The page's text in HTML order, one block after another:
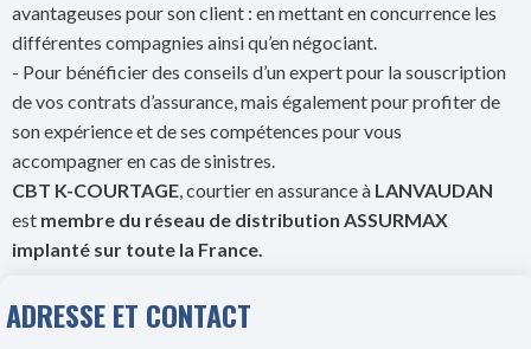
avantageuses pour son client : en mettant en concurrence les
différentes compagnies ainsi qu’en négociant.
- Pour bénéficier des conseils d’un expert pour la souscription
de vos contrats d’assurance, mais également pour profiter de
son expérience et de ses compétences pour vous
accompagner en cas de sinistres.
CBT K-COURTAGE, courtier en assurance à LANVAUDAN
est membre du réseau de distribution ASSURMAX
implanté sur toute la France.
ADRESSE ET CONTACT